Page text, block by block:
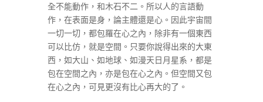
全不能動作，和木石不二。所以人的言語動
作，在表面是身，論主體還是心。因此宇宙間
一切一切，都包羅在心之內，除非有一個東西
可以比仿，就是空間。只要你說得出來的大東
西，如大山、如地球、如漫天日月星系，都是
包在空間之內，亦是包在心之內。但空間又包
在心之內，可見更沒有比心再大的了。